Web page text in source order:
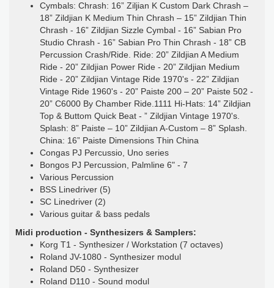
Cymbals: Chrash: 16” Ziljian K Custom Dark Chrash –
18” Zildjian K Medium Thin Chrash – 15” Zildjian Thin
Chrash - 16” Zildjian Sizzle Cymbal - 16” Sabian Pro
Studio Chrash - 16” Sabian Pro Thin Chrash - 18” CB
Percussion Crash/Ride. Ride: 20” Zildjian A Medium
Ride - 20” Zildjian Power Ride - 20” Zildjian Medium
Ride - 20” Zildjian Vintage Ride 1970's - 22” Zildjian
Vintage Ride 1960's - 20” Paiste 200 – 20” Paiste 502 -
20” C6000 By Chamber Ride.1111 Hi-Hats: 14” Zildjian
Top & Buttom Quick Beat - ” Zildjian Vintage 1970's.
Splash: 8” Paiste – 10” Zildjian A-Custom – 8” Splash.
China: 16” Paiste Dimensions Thin China
Congas PJ Percussio, Uno series
Bongos PJ Percussion, Palmline 6" - 7
Various Percussion
BSS Linedriver (5)
SC Linedriver (2)
Various guitar & bass pedals
Midi production - Synthesizers & Samplers:
Korg T1 - Synthesizer / Workstation (7 octaves)
Roland JV-1080 - Synthesizer modul
Roland D50 - Synthesizer
Roland D110 - Sound modul